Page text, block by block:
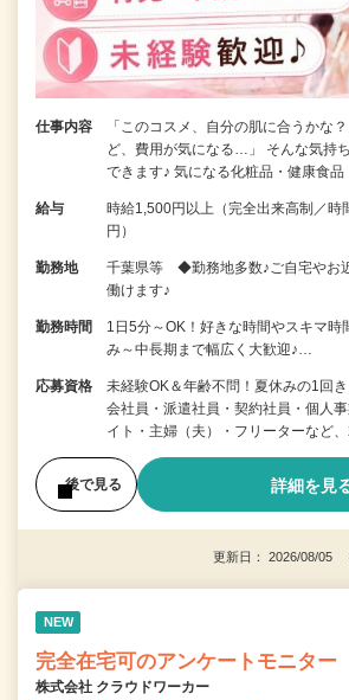
仕事内容
「このコスメ、自分の肌に合うかな
ど、費用が気になる…」 そんな気持
できます♪ 気になる化粧品・健康食品
給与
時給1,500円以上（完全出来高制／時
円）
勤務地
千葉県等 ◆勤務地多数♪ご自宅やお
働けます♪
勤務時間
1日5分～OK！好きな時間やスキマ
み～中長期まで幅広く大歓迎♪…
応募資格
未経験OK＆年齢不問！夏休みの1回
会社員・派遣社員・契約社員・個人
イト・主婦（夫）・フリーターなど
後で見る 詳細を見
更新日： 2026/08/05
NEW
完全在宅可のアンケートモニター
株式会社 クラウドワーカー